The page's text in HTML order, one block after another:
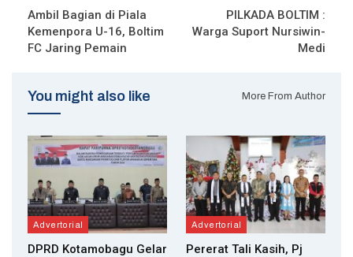
Ambil Bagian di Piala
Kemenpora U-16, Boltim
FC Jaring Pemain
PILKADA BOLTIM :
Warga Suport Nursiwin-
Medi
You might also like More From Author
Advertorial
DPRD Kotamobagu Gelar
Advertorial
Pererat Tali Kasih, Pj